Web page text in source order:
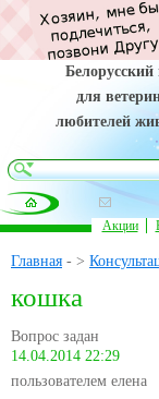
Белорусский
для
любителей
Главная - >
кошка
Вопрос задан
14.04.2014 22:29
пользователем елена
Акции